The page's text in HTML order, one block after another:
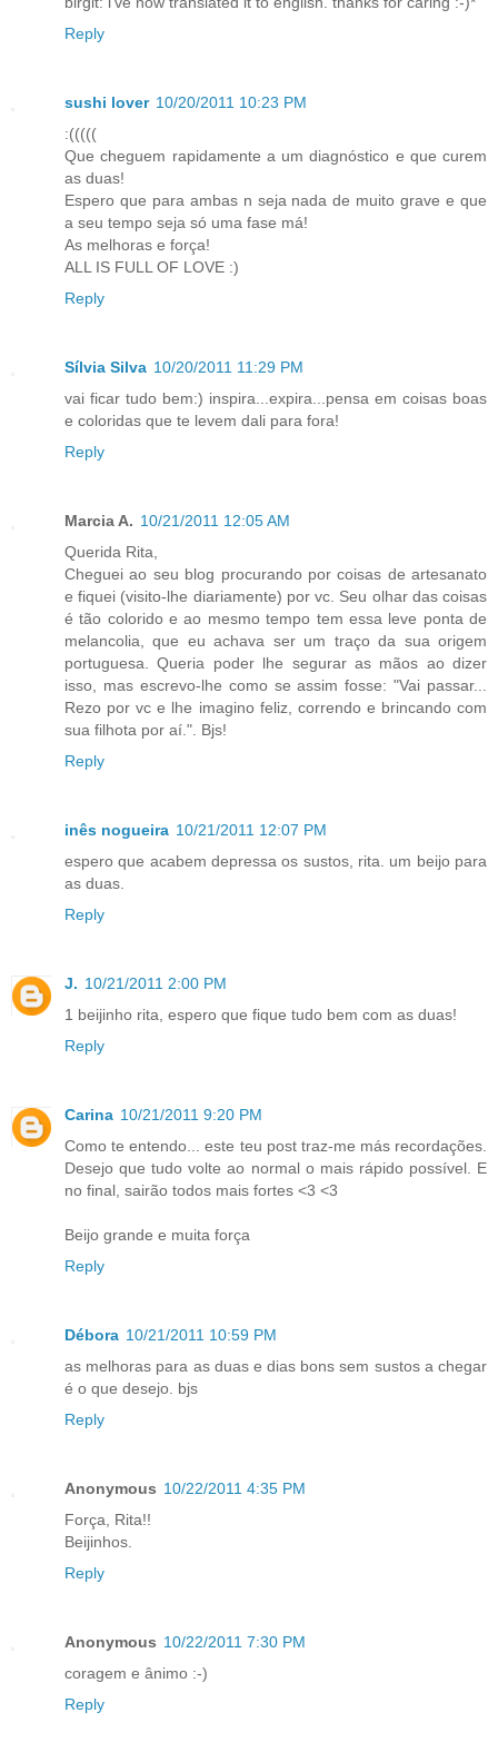
Reply
sushi lover 10/20/2011 10:23 PM
:(((((
Que cheguem rapidamente a um diagnóstico e que curem
as duas!
Espero que para ambas n seja nada de muito grave e que
a seu tempo seja só uma fase má!
As melhoras e força!
ALL IS FULL OF LOVE :)
Reply
Sílvia Silva 10/20/2011 11:29 PM
vai ficar tudo bem:) inspira...expira...pensa em coisas boas
e coloridas que te levem dali para fora!
Reply
Marcia A. 10/21/2011 12:05 AM
Querida Rita,
Cheguei ao seu blog procurando por coisas de artesanato
e fiquei (visito-lhe diariamente) por vc. Seu olhar das coisas
é tão colorido e ao mesmo tempo tem essa leve ponta de
melancolia, que eu achava ser um traço da sua origem
portuguesa. Queria poder lhe segurar as mãos ao dizer
isso, mas escrevo-lhe como se assim fosse: "Vai passar...
Rezo por vc e lhe imagino feliz, correndo e brincando com
sua filhota por aí.". Bjs!
Reply
inês nogueira 10/21/2011 12:07 PM
espero que acabem depressa os sustos, rita. um beijo para
as duas.
Reply
J. 10/21/2011 2:00 PM
1 beijinho rita, espero que fique tudo bem com as duas!
Reply
Carina 10/21/2011 9:20 PM
Como te entendo... este teu post traz-me más recordações.
Desejo que tudo volte ao normal o mais rápido possível. E
no final, sairão todos mais fortes <3 <3
Beijo grande e muita força
Reply
Débora 10/21/2011 10:59 PM
as melhoras para as duas e dias bons sem sustos a chegar
é o que desejo. bjs
Reply
Anonymous 10/22/2011 4:35 PM
Força, Rita!!
Beijinhos.
Reply
Anonymous 10/22/2011 7:30 PM
coragem e ânimo :-)
Reply